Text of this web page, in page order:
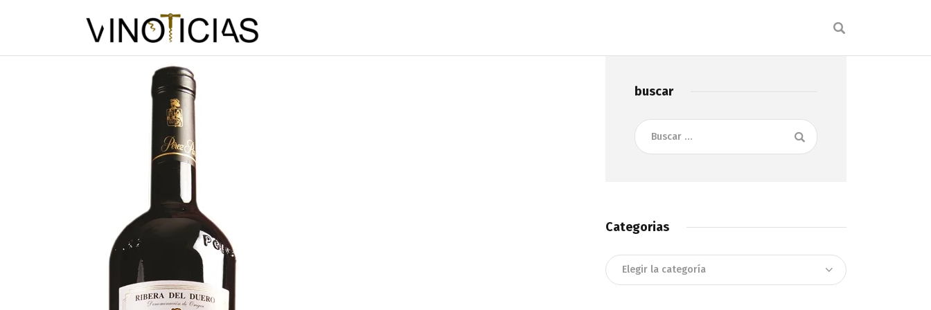
buscar
Buscar:
Categorias
Categorias